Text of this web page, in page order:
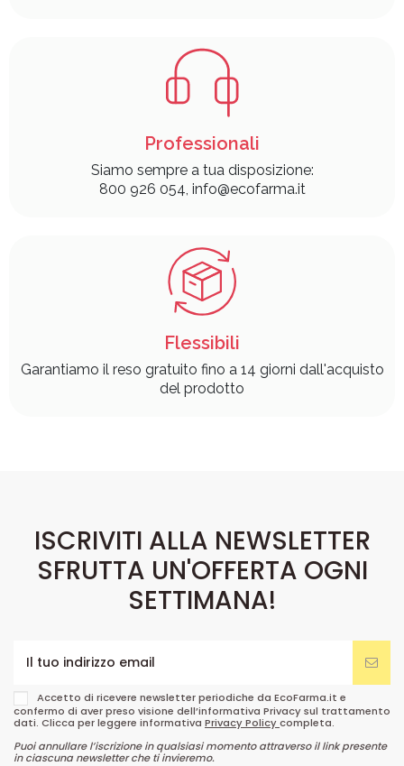
Professionali
Siamo sempre a tua disposizione:
800 926 054, info@ecofarma.it
Flessibili
Garantiamo il reso gratuito fino a 14 giorni dall'acquisto
del prodotto
ISCRIVITI ALLA NEWSLETTER
SFRUTTA UN'OFFERTA OGNI
SETTIMANA!
Accetto di ricevere newsletter periodiche da EcoFarma.it e
confermo di aver preso visione dell’informativa Privacy sul trattamento
dati. Clicca per leggere informativa Privacy Policycompleta.
Puoi annullare l’iscrizione in qualsiasi momento attraverso il link presente
in ciascuna newsletter che ti invieremo.